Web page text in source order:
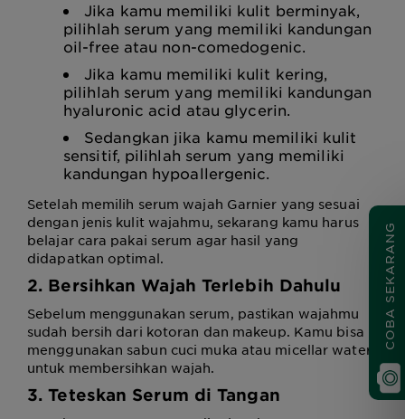
Jika kamu memiliki kulit berminyak,
pilihlah serum yang memiliki kandungan
oil-free atau non-comedogenic.
Jika kamu memiliki kulit kering,
pilihlah serum yang memiliki kandungan
hyaluronic acid atau glycerin.
Sedangkan jika kamu memiliki kulit
sensitif, pilihlah serum yang memiliki
kandungan hypoallergenic.
Setelah memilih serum wajah Garnier yang sesuai
dengan jenis kulit wajahmu, sekarang kamu harus
belajar cara pakai serum agar hasil yang
didapatkan optimal.
2. Bersihkan Wajah Terlebih Dahulu
Sebelum menggunakan serum, pastikan wajahmu
sudah bersih dari kotoran dan makeup. Kamu bisa
menggunakan sabun cuci muka atau micellar water
untuk membersihkan wajah.
3. Teteskan Serum di Tangan
COBA SEKARANG